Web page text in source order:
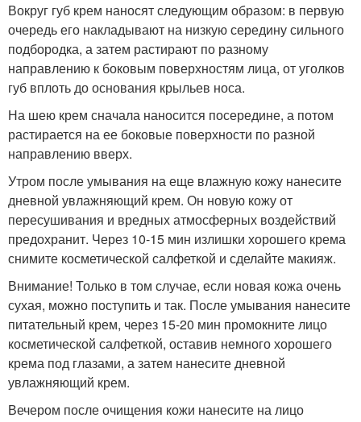
Вокруг губ крем наносят следующим образом: в первую
очередь его накладывают на низкую середину сильного
подбородка, а затем растирают по разному
направлению к боковым поверхностям лица, от уголков
губ вплоть до основания крыльев носа.
На шею крем сначала наносится посередине, а потом
растирается на ее боковые поверхности по разной
направлению вверх.
Утром после умывания на еще влажную кожу нанесите
дневной увлажняющий крем. Он новую кожу от
пересушивания и вредных атмосферных воздействий
предохранит. Через 10-15 мин излишки хорошего крема
снимите косметической салфеткой и сделайте макияж.
Внимание! Только в том случае, если новая кожа очень
сухая, можно поступить и так. После умывания нанесите
питательный крем, через 15-20 мин промокните лицо
косметической салфеткой, оставив немного хорошего
крема под глазами, а затем нанесите дневной
увлажняющий крем.
Вечером после очищения кожи нанесите на лицо